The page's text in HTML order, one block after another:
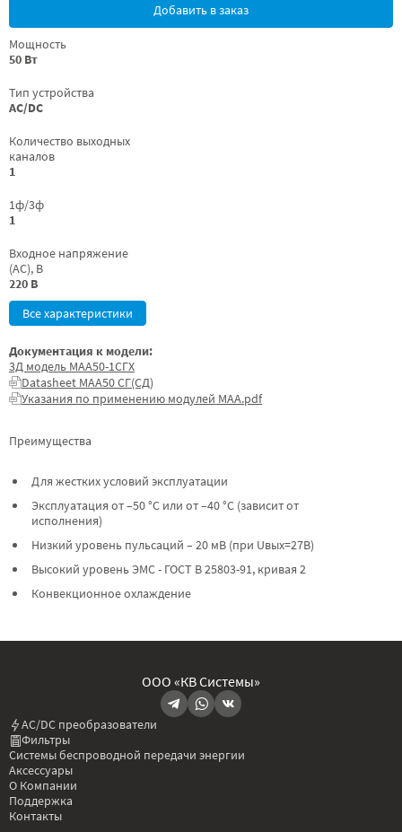
Добавить в заказ
Мощность
50 Вт
Тип устройства
AC/DC
Количество выходных
каналов
1
1ф/3ф
1
Входное напряжение
(AC), В
220 В
Все характеристики
Преимущества
Для жестких условий эксплуатации
Эксплуатация от –50 °C или от –40 °C (зависит от
исполнения)
Низкий уровень пульсаций – 20 мВ (при Uвых=27В)
Высокий уровень ЭМС - ГОСТ В 25803-91, кривая 2
Конвекционное охлаждение
Документация к модели:
3Д модель МАА50-1СГХ
Datasheet МАА50 СГ(СД)
Указания по применению модулей МАА.pdf
ООО «КВ Системы»
AC/DC преобразователи
Фильтры
Системы беспроводной передачи энергии
Аксессуары
О Компании
Поддержка
Контакты